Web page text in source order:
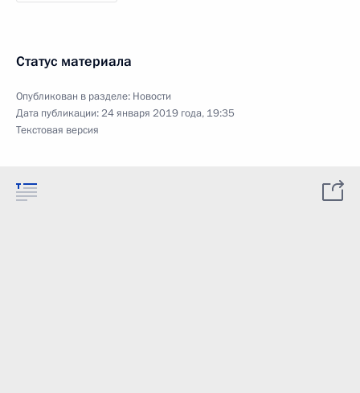
Статус материала
Опубликован в разделе: Новости
Дата публикации:24 января 2019 года, 19:35
Текстовая версия